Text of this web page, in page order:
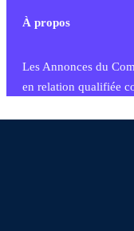
À propos
Les Annonces du
en relation qualifiée
commercial et les